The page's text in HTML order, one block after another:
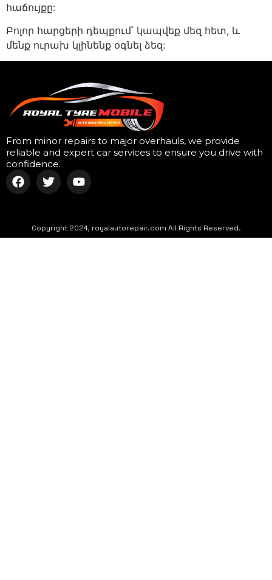
հաճույքը:
Բոլոր հարցերի դեպքում՝ կապվեք մեզ հետ, և
մենք ուրախ կլինենք օգնել ձեզ:
From minor repairs to major overhauls, we provide
reliable and expert car services to ensure you drive with
confidence.
Copyright 2024, royalautorepair.com All Rights Reserved.